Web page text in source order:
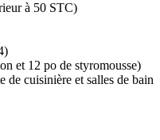
à 50 STC)
et 12 po de styromousse)
de cuisinière et salles de bain